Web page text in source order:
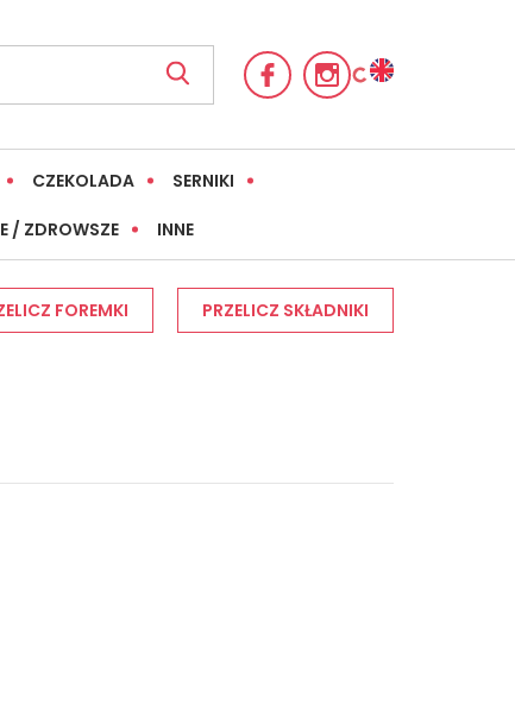
CZEKOLADA SERNIKI
/ ZDROWSZE INNE
FOREMKI PRZELICZ SKŁADNIKI